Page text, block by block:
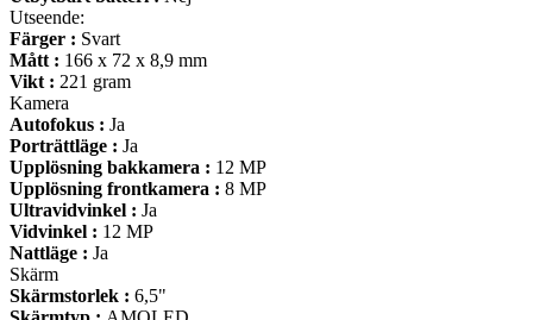
Utseende:
Färger : Svart
Mått : 166 x 72 x 8,9 mm
Vikt : 221 gram
Kamera
Autofokus : Ja
Porträttläge : Ja
Upplösning bakkamera : 12 MP
Upplösning frontkamera : 8 MP
Ultravidvinkel : Ja
Vidvinkel : 12 MP
Nattläge : Ja
Skärm
Skärmstorlek : 6,5"